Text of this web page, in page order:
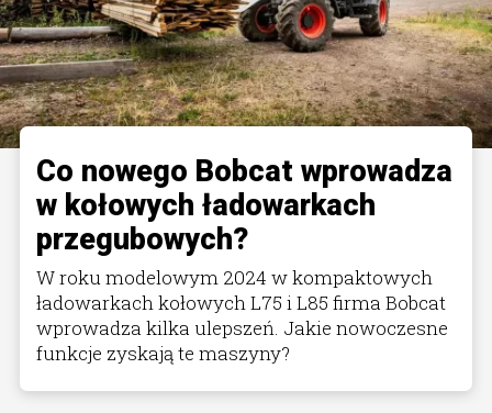
Co nowego Bobcat wprowadza
w kołowych ładowarkach
przegubowych?
W roku modelowym 2024 w kompaktowych
ładowarkach kołowych L75 i L85 firma Bobcat
wprowadza kilka ulepszeń. Jakie nowoczesne
funkcje zyskają te maszyny?